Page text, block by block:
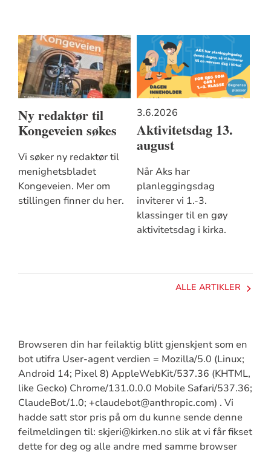
Ny redaktør til
Kongeveien søkes
Vi søker ny redaktør til
menighetsbladet
Kongeveien. Mer om
stillingen finner du her.
3.6.2026
Aktivitetsdag 13.
august
Når Aks har
planleggingsdag
inviterer vi 1.-3.
klassinger til en gøy
aktivitetsdag i kirka.
ALLE ARTIKLER
Browseren din har feilaktig blitt gjenskjent som en
bot utifra User-agent verdien = Mozilla/5.0 (Linux;
Android 14; Pixel 8) AppleWebKit/537.36 (KHTML,
like Gecko) Chrome/131.0.0.0 Mobile Safari/537.36;
ClaudeBot/1.0; +claudebot@anthropic.com) . Vi
hadde satt stor pris på om du kunne sende denne
feilmeldingen til: skjeri@kirken.no slik at vi får fikset
dette for deg og alle andre med samme browser